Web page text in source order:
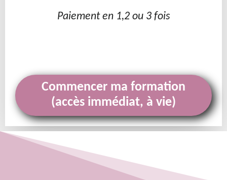
Paiement en 1,2 ou 3 fois
Commencer ma formation
(accès immédiat, à vie)